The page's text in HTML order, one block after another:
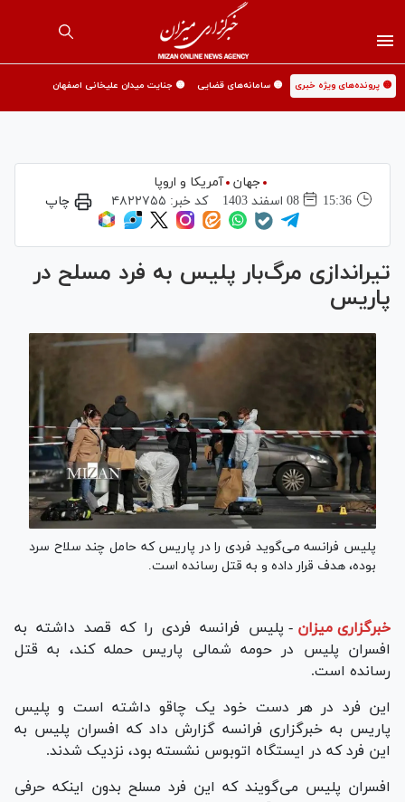
🟡 پرونده‌های ویژه خبری 🟡 سامانه‌های قضایی 🟡 جنایت میدان علیخانی اصفهان
جهان
آمریکا و اروپا
15:36
08 اسفند 1403 کد خبر: ۴۸۲۲۷۵۵ چاپ
تیراندازی مرگ‌بار پلیس به فرد مسلح در
پاریس
پلیس فرانسه می‌گوید فردی را در پاریس که حامل چند سلاح سرد
بوده، هدف قرار داده و به قتل رسانده است.
خبرگزاری میزان - پلیس فرانسه فردی را که قصد داشته به
افسران پلیس در حومه شمالی پاریس حمله کند، به قتل
رسانده است.
این فرد در هر دست خود یک چاقو داشته است و پلیس
پاریس به خبرگزاری فرانسه گزارش داد که افسران پلیس به
این فرد که در ایستگاه اتوبوس نشسته بود، نزدیک شدند.
افسران پلیس می‌گویند که این فرد مسلح بدون اینکه حرفی